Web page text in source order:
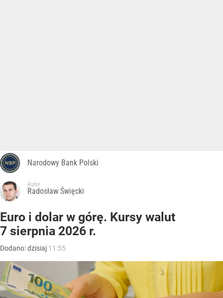
Narodowy Bank Polski
Autor:
Radosław Święcki
Euro i dolar w górę. Kursy walut
7 sierpnia 2026 r.
Dodano:dzisiaj 11:55